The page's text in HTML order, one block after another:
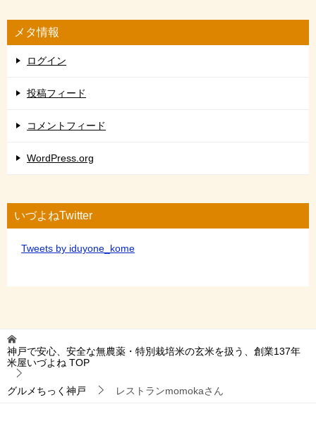
メタ情報
ログイン
投稿フィード
コメントフィード
WordPress.org
いづよねTwitter
Tweets by iduyone_kome
神戸で安心、安全な無農薬・特別栽培米の玄米を扱う、創業137年
米屋いづよね TOP
グルメちっく神戸 レストランmomokaさん